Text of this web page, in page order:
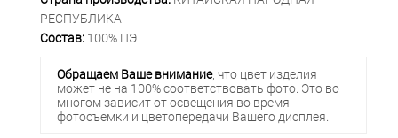
РЕСПУБЛИКА
Состав: 100% ПЭ
Обращаем Ваше внимание, что цвет изделия
может не на 100% соответствовать фото. Это во
многом зависит от освещения во время
фотосъемки и цветопередачи Вашего дисплея.